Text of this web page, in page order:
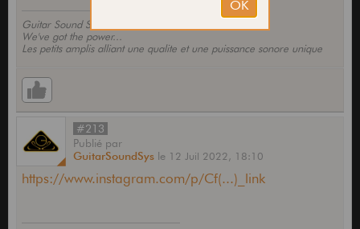
Guitar Sound Systems
We've got the power...
Les petits amplis alliant une qualite et une puissance sonore unique
#213
Publié par
GuitarSoundSys le 12 Juil 2022, 18:10
https://www.instagram.com/p/Cf(...)_link